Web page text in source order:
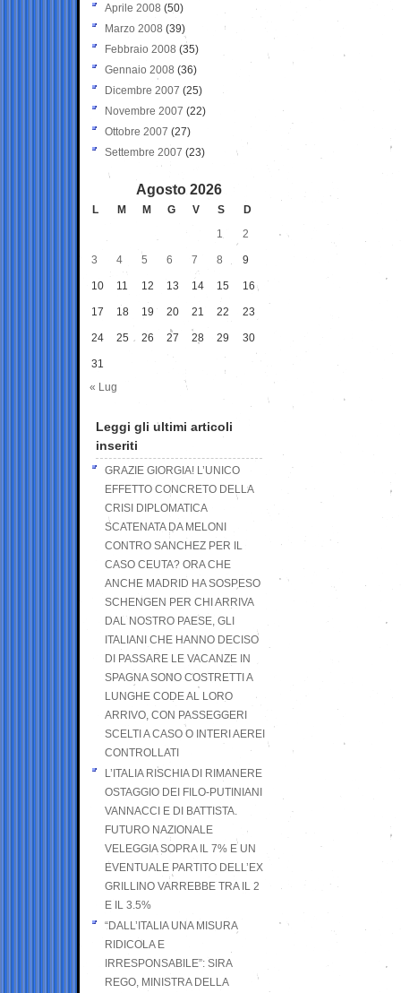
Aprile 2008 (50)
Marzo 2008 (39)
Febbraio 2008 (35)
Gennaio 2008 (36)
Dicembre 2007 (25)
Novembre 2007 (22)
Ottobre 2007 (27)
Settembre 2007 (23)
Agosto 2026
L M M G V S
D
1
2
3 4 5 6 7 8 9
10 11 12 13 14 15 16
17 18 19 20 21 22 23
24 25 26 27 28 29 30
31
« Lug
Leggi gli ultimi articoli
inseriti
GRAZIE GIORGIA! L’UNICO
EFFETTO CONCRETO DELLA
CRISI DIPLOMATICA
SCATENATA DA MELONI
CONTRO SANCHEZ PER IL
CASO CEUTA? ORA CHE
ANCHE MADRID HA SOSPESO
SCHENGEN PER CHI ARRIVA
DAL NOSTRO PAESE, GLI
ITALIANI CHE HANNO DECISO
DI PASSARE LE VACANZE IN
SPAGNA SONO COSTRETTI A
LUNGHE CODE AL LORO
ARRIVO, CON PASSEGGERI
SCELTI A CASO O INTERI AEREI
CONTROLLATI
L’ITALIA RISCHIA DI RIMANERE
OSTAGGIO DEI FILO-PUTINIANI
VANNACCI E DI BATTISTA.
FUTURO NAZIONALE
VELEGGIA SOPRA IL 7% E UN
EVENTUALE PARTITO DELL’EX
GRILLINO VARREBBE TRA IL 2
E IL 3.5%
“DALL’ITALIA UNA MISURA
RIDICOLA E
IRRESPONSABILE”: SIRA
REGO, MINISTRA DELLA